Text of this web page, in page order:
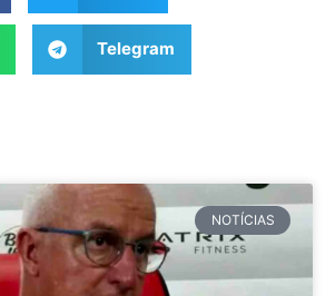
Telegram
NOTÍCIAS